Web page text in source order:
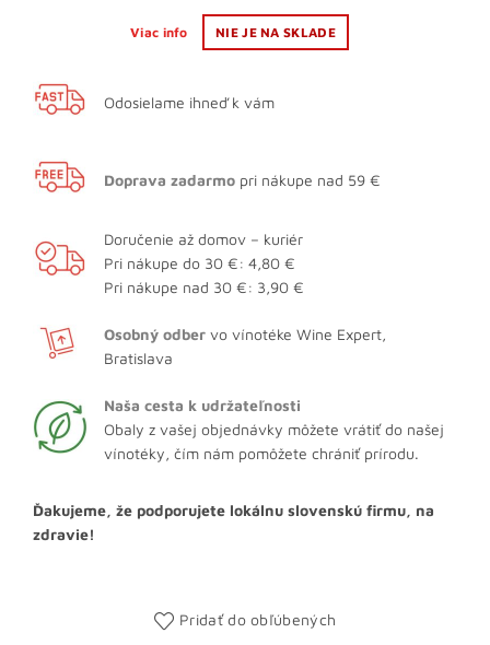
Viac info NIE JE NA SKLADE
Odosielame ihneď k vám
Doprava zadarmo pri nákupe nad 59 €
Doručenie až domov – kuriér
Pri nákupe do 30 €: 4,80 €
Pri nákupe nad 30 €: 3,90 €
Osobný odber vo vínotéke Wine Expert,
Bratislava
Naša cesta k udržateľnosti
Obaly z vašej objednávky môžete vrátiť do našej
vínotéky, čím nám pomôžete chrániť prírodu.
Ďakujeme, že podporujete lokálnu slovenskú firmu, na
zdravie!
Pridať do obľúbených